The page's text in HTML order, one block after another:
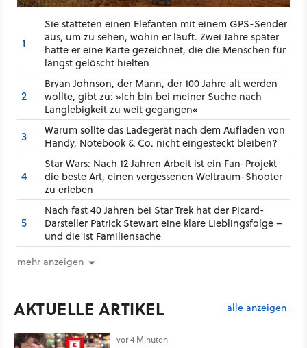
1
Sie statteten einen Elefanten mit einem GPS-Sender
aus, um zu sehen, wohin er läuft. Zwei Jahre später
hatte er eine Karte gezeichnet, die die Menschen für
längst gelöscht hielten
2
Bryan Johnson, der Mann, der 100 Jahre alt werden
wollte, gibt zu: »Ich bin bei meiner Suche nach
Langlebigkeit zu weit gegangen«
3
Warum sollte das Ladegerät nach dem Aufladen von
Handy, Notebook & Co. nicht eingesteckt bleiben?
4
Star Wars: Nach 12 Jahren Arbeit ist ein Fan-Projekt
die beste Art, einen vergessenen Weltraum-Shooter
zu erleben
5
Nach fast 40 Jahren bei Star Trek hat der Picard-
Darsteller Patrick Stewart eine klare Lieblingsfolge –
und die ist Familiensache
mehr anzeigen
AKTUELLE ARTIKEL alle anzeigen
vor 4 Minuten